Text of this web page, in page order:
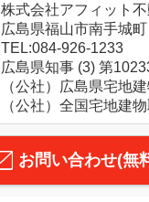
株式会社アフィット
広島県福山市南手城
TEL:084-926-1233
広島県知事 (3) 第
（公社）広島県宅地
（公社）全国宅地建
お問い合わせ(無